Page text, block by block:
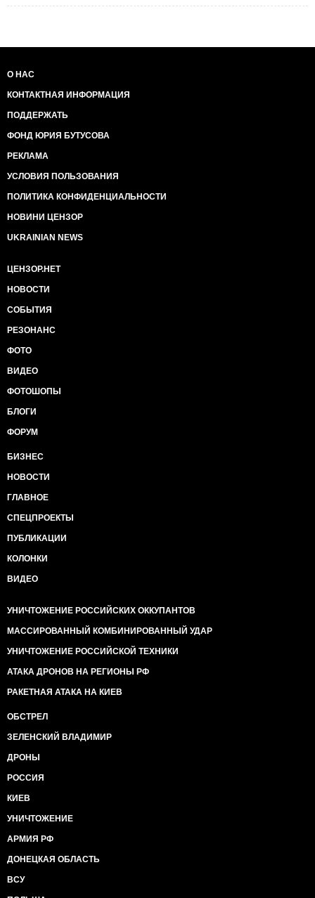
О НАС
КОНТАКТНАЯ ИНФОРМАЦИЯ
ПОДДЕРЖАТЬ
ФОНД ЮРИЯ БУТУСОВА
РЕКЛАМА
УСЛОВИЯ ПОЛЬЗОВАНИЯ
ПОЛИТИКА КОНФИДЕНЦИАЛЬНОСТИ
НОВИНИ ЦЕНЗОР
UKRAINIAN NEWS
ЦЕНЗОР.НЕТ
НОВОСТИ
СОБЫТИЯ
РЕЗОНАНС
ФОТО
ВИДЕО
ФОТОШОПЫ
БЛОГИ
ФОРУМ
БИЗНЕС
НОВОСТИ
ГЛАВНОЕ
СПЕЦПРОЕКТЫ
ПУБЛИКАЦИИ
КОЛОНКИ
ВИДЕО
УНИЧТОЖЕНИЕ РОССИЙСКИХ ОККУПАНТОВ
МАССИРОВАННЫЙ КОМБИНИРОВАННЫЙ УДАР
УНИЧТОЖЕНИЕ РОССИЙСКОЙ ТЕХНИКИ
АТАКА ДРОНОВ НА РЕГИОНЫ РФ
РАКЕТНАЯ АТАКА НА КИЕВ
ОБСТРЕЛ
ЗЕЛЕНСКИЙ ВЛАДИМИР
ДРОНЫ
РОССИЯ
КИЕВ
УНИЧТОЖЕНИЕ
АРМИЯ РФ
ДОНЕЦКАЯ ОБЛАСТЬ
ВСУ